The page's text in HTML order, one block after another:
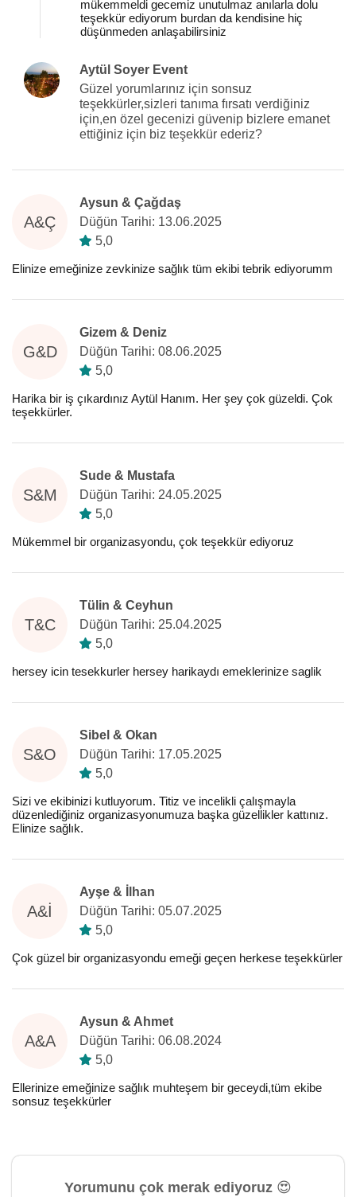
mükemmeldi gecemiz unutulmaz anılarla dolu
teşekkür ediyorum burdan da kendisine hiç
düşünmeden anlaşabilirsiniz
Aytül Soyer Event
Güzel yorumlarınız için sonsuz
teşekkürler,sizleri tanıma fırsatı verdiğiniz
için,en özel gecenizi güvenip bizlere emanet
ettiğiniz için biz teşekkür ederiz?
A&Ç
Aysun & Çağdaş
Düğün Tarihi: 13.06.2025
5,0
Elinize emeğinize zevkinize sağlık tüm ekibi tebrik ediyorumm
G&D
Gizem & Deniz
Düğün Tarihi: 08.06.2025
5,0
Harika bir iş çıkardınız Aytül Hanım. Her şey çok güzeldi. Çok
teşekkürler.
S&M
Sude & Mustafa
Düğün Tarihi: 24.05.2025
5,0
Mükemmel bir organizasyondu, çok teşekkür ediyoruz
T&C
Tülin & Ceyhun
Düğün Tarihi: 25.04.2025
5,0
hersey icin tesekkurler hersey harikaydı emeklerinize saglik
S&O
Sibel & Okan
Düğün Tarihi: 17.05.2025
5,0
Sizi ve ekibinizi kutluyorum. Titiz ve incelikli çalışmayla
düzenlediğiniz organizasyonumuza başka güzellikler kattınız.
Elinize sağlık.
A&İ
Ayşe & İlhan
Düğün Tarihi: 05.07.2025
5,0
Çok güzel bir organizasyondu emeği geçen herkese teşekkürler
A&A
Aysun & Ahmet
Düğün Tarihi: 06.08.2024
5,0
Ellerinize emeğinize sağlık muhteşem bir geceydi,tüm ekibe
sonsuz teşekkürler
Yorumunu çok merak ediyoruz 😍